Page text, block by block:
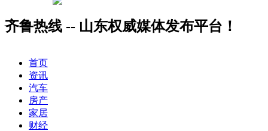
齐鲁热线 -- 山东权威媒体发布平台！
首页
资讯
汽车
房产
家居
财经